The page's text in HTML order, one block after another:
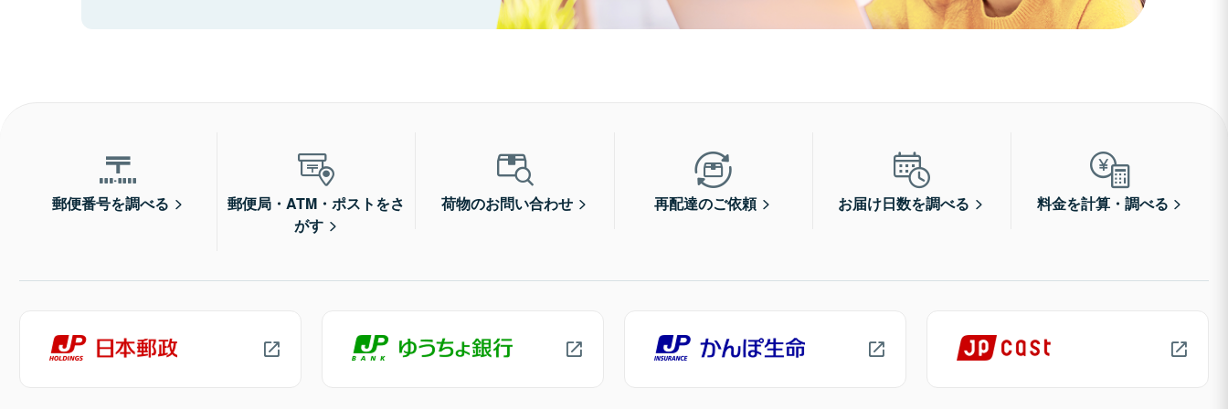
郵便番号を調べる
郵便局・ATM・ポストをさ
がす
荷物のお問い合わせ 再配達のご依頼 お届け日数を調べる 料金を計算・調べる